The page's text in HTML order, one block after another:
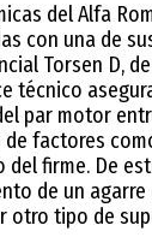
del Alfa
con una de
Torsen D,
técnico
par motor
factores
firme. De
de un
otro tipo de